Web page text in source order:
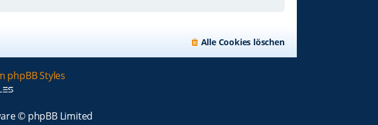
Alle Cookies löschen
phpBB Styles
© phpBB Limited